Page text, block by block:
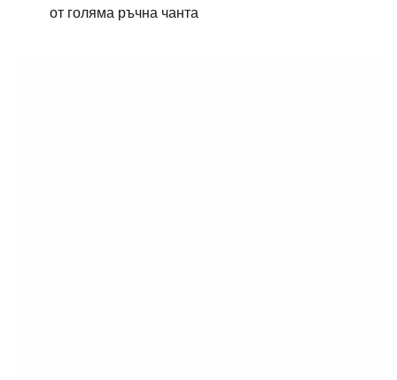
от голяма ръчна чанта